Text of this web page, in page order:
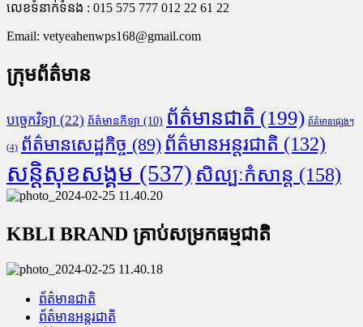
លេខទំនាក់ទំនង : 015 575 777 012 22 61 22
Email: vetyeahenwps168@gmail.com
ក្រុមព័ត៌មាន
បច្ចេកវិទ្យា (22) ព័ត៌មានកីឡា (10) ព័ត៌មានជាតិ (199) ព័ត៌មានផ្សេងៗ
(4) ព័ត៌មានសេដ្ឋកិច្ច (89) ព័ត៌មានអន្តរជាតិ (132)
សន្តិសុខសង្គម (537) សិល្បៈកំសាន្ត (158)
KBLI BRAND គ្រាប់សម្រកធម្មជាតិ
ព័ត៌មានជាតិ
ព័ត៌មានអន្តរជាតិ